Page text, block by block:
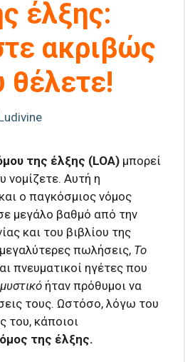
έλξης:
ακριβώς
θέλετε!
της έλξης (LOA) μπορεί
νομίζετε. Αυτή η
ο παγκόσμιος νόμος
μεγάλο βαθμό από την
και του βιβλίου της
πωλήσεις, Το
πνευματικοί ηγέτες που
ήταν πρόθυμοι να
τους. Ωστόσο, λόγω του
του, κάποιοι
της έλξης.